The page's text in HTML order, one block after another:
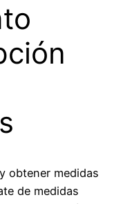
obtener medidas
de medidas